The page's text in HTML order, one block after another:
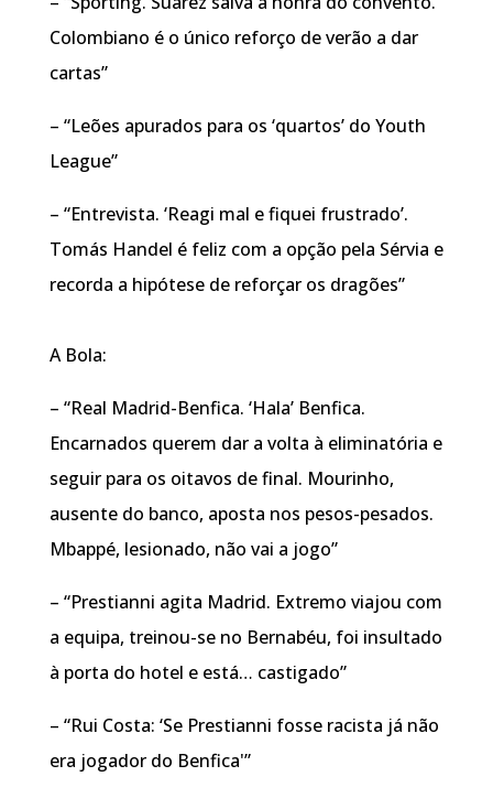
Colombiano é o único reforço de verão a dar
cartas”
– “Leões apurados para os ‘quartos’ do Youth
League”
– “Entrevista. ‘Reagi mal e fiquei frustrado’.
Tomás Handel é feliz com a opção pela Sérvia e
recorda a hipótese de reforçar os dragões”
A Bola:
– “Real Madrid-Benfica. ‘Hala’ Benfica.
Encarnados querem dar a volta à eliminatória e
seguir para os oitavos de final. Mourinho,
ausente do banco, aposta nos pesos-pesados.
Mbappé, lesionado, não vai a jogo”
– “Prestianni agita Madrid. Extremo viajou com
a equipa, treinou-se no Bernabéu, foi insultado
à porta do hotel e está… castigado”
– “Rui Costa: ‘Se Prestianni fosse racista já não
era jogador do Benfica'”